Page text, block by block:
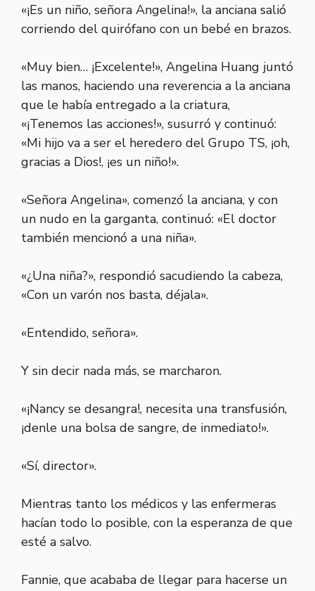
«¡Es un niño, señora Angelina!», la anciana salió
corriendo del quirófano con un bebé en brazos.
«Muy bien… ¡Excelente!», Angelina Huang juntó
las manos, haciendo una reverencia a la anciana
que le había entregado a la criatura,
«¡Tenemos las acciones!», susurró y continuó:
«Mi hijo va a ser el heredero del Grupo TS, ¡oh,
gracias a Dios!, ¡es un niño!».
«Señora Angelina», comenzó la anciana, y con
un nudo en la garganta, continuó: «El doctor
también mencionó a una niña».
«¿Una niña?», respondió sacudiendo la cabeza,
«Con un varón nos basta, déjala».
«Entendido, señora».
Y sin decir nada más, se marcharon.
«¡Nancy se desangra!, necesita una transfusión,
¡denle una bolsa de sangre, de inmediato!».
«Sí, director».
Mientras tanto los médicos y las enfermeras
hacían todo lo posible, con la esperanza de que
esté a salvo.
Fannie, que acababa de llegar para hacerse un